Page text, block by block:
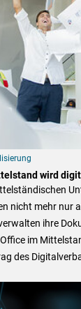
wird
nicht mehr nur
ihre
im
des